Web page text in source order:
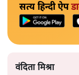
सत्य हिन्दी ऐप
वंदिता मिश्रा